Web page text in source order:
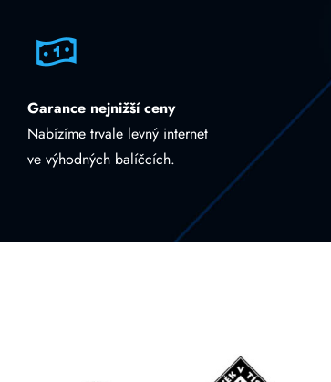
Garance nejnižší ceny
Nabízíme trvale levný internet
ve výhodných balíčcích.